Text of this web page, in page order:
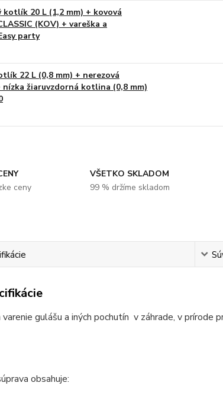
kotlík 20 L (1,2 mm) + kovová
(KOV) + vareška a
party
22 L (0,8 mm) + nerezová
žiaruvzdorná kotlina (0,8 mm)
ceny
VŠETKO SKLADOM
99 % držíme skladom
gulášu a iných pochutín v záhrade, v prírode
obsahuje: